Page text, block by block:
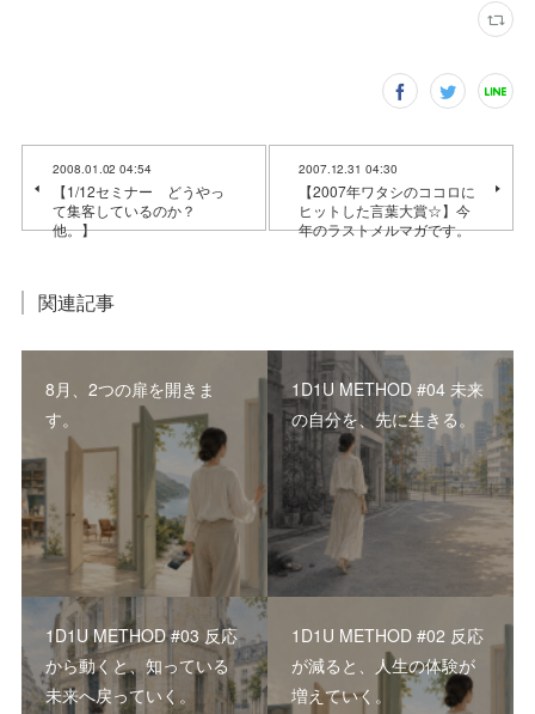
2008.01.02 04:54
【1/12セミナー どうやっ
て集客しているのか？
他。】
2007.12.31 04:30
【2007年ワタシのココロに
ヒットした言葉大賞☆】今
年のラストメルマガです。
関連記事
8月、2つの扉を開きま
す。
1D1U METHOD #04 未来
の自分を、先に生きる。
1D1U METHOD #03 反応
から動くと、知っている
未来へ戻っていく。
1D1U METHOD #02 反応
が減ると、人生の体験が
増えていく。